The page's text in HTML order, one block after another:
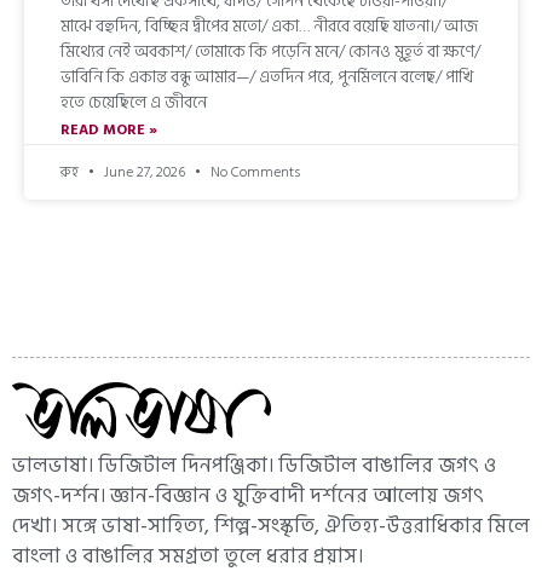
মাঝে বহুদিন, বিচ্ছিন্ন দ্বীপের মতো/ একা… নীরবে বয়েছি যাতনা।/ আজ
মিথ্যের নেই অবকাশ/ তোমাকে কি পড়েনি মনে/ কোনও মুহূর্ত বা ক্ষণে/
ভাবিনি কি একান্ত বন্ধু আমার—/ এতদিন পরে, পুনর্মিলনে বলেছ/ পাখি
হতে চেয়েছিলে এ জীবনে
READ MORE »
রুহ
June 27, 2026 No Comments
ভালভাষা। ডিজিটাল দিনপঞ্জিকা। ডিজিটাল বাঙালির জগৎ ও
জগৎ-দর্শন। জ্ঞান-বিজ্ঞান ও যুক্তিবাদী দর্শনের আলোয় জগৎ
দেখা। সঙ্গে ভাষা-সাহিত্য, শিল্প-সংস্কৃতি, ঐতিহ্য-উত্তরাধিকার মিলে
বাংলা ও বাঙালির সমগ্রতা তুলে ধরার প্রয়াস।